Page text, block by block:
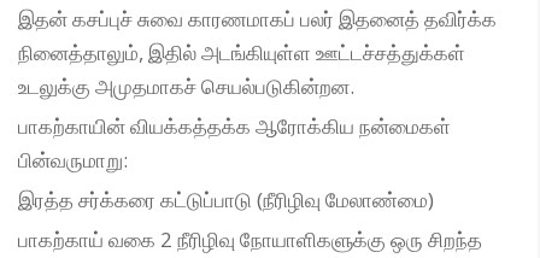
இதன் கசப்புச் சுவை காரணமாகப் பலர் இதனைத் தவிர்க்க
நினைத்தாலும், இதில் அடங்கியுள்ள ஊட்டச்சத்துக்கள்
உடலுக்கு அமுதமாகச் செயல்படுகின்றன.
பாகற்காயின் வியக்கத்தக்க ஆரோக்கிய நன்மைகள்
பின்வருமாறு:
இரத்த சர்க்கரை கட்டுப்பாடு (நீரிழிவு மேலாண்மை)
பாகற்காய் வகை 2 நீரிழிவு நோயாளிகளுக்கு ஒரு சிறந்த